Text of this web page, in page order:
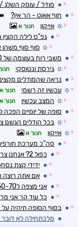
☼
● מודל / עומק השלג
☼
● חוף אאוט - הר אין?
☼
o אייקון חנוך א
☼
● גפ"ס לילה
☼
o סוף סוף משהו
☼
● משבי רוח בעוצמה של 100 קמ"ש ויותר
☼
o גירסת ונטוסקי
☼
● נראה שהמודלים
☼
o עכשיו זה רשמי חנוך א
☼
o המצב עכשיו חנוך א
☼
● סופה של יומיים הפכה
☼
o בכל הודלים הגשם
☼
o אייקון חנוך א
☼
● סה"כ מערכת
☼
● כפול 2? אנחנו צריכים כפול 5.
☼
● ידידי קצת
☼
● אם אתה רוצה
☼
● אני מצפה ל50-70 ממ בהרי המרכז
☼
● כל עוד קר אני
☼
● בסוף הסופה תיהיה על
● מלכתחילה לא